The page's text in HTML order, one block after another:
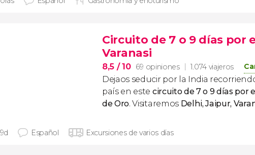
Circuito de 7 o 9 días por
Varanasi
8,5 / 10 69 opiniones 1.074 viajeros
Dejaos seducir por la India
país en este circuito de 7 o 9 días por
de Oro. Visitaremos Delhi, Jaipur,
Español Excursiones de varios días